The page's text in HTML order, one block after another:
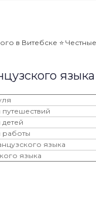
в Витебске ⭐️
работы
языка
языка